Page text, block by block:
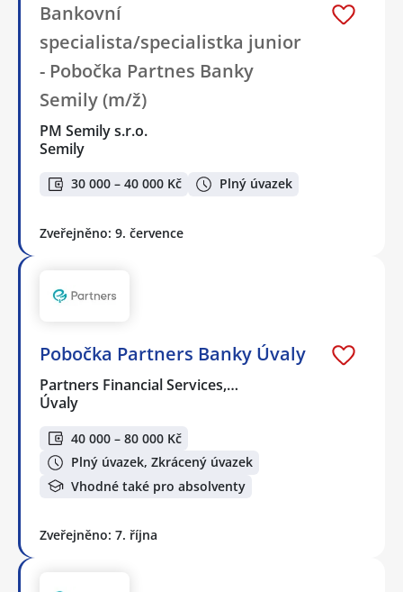
Bankovní
specialista/specialistka junior
- Pobočka Partnes Banky
Semily (m/ž)
PM Semily s.r.o.
Semily
30 000 – 40 000 Kč Plný úvazek
Zveřejněno: 9. července
Pobočka Partners Banky Úvaly
Partners Financial Services,…
Úvaly
40 000 – 80 000 Kč
Plný úvazek, Zkrácený úvazek
Vhodné také pro absolventy
Zveřejněno: 7. října